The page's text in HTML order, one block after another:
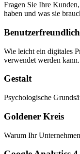
Fragen Sie Ihre
haben und was sie
Wie leicht ein digitales
verwendet werden kann.
Gestalt
Psychologische
Goldener Kreis
Warum Ihr